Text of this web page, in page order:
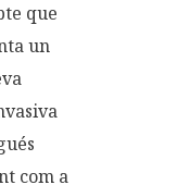
que
un
com a